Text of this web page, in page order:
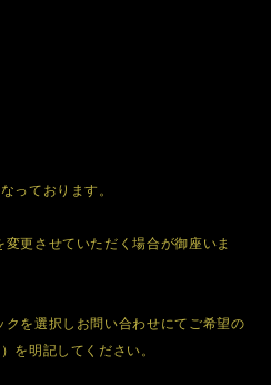
っております。
更させていただく場合が御座いま
を選択しお問い合わせにてご希望の
を明記してください。